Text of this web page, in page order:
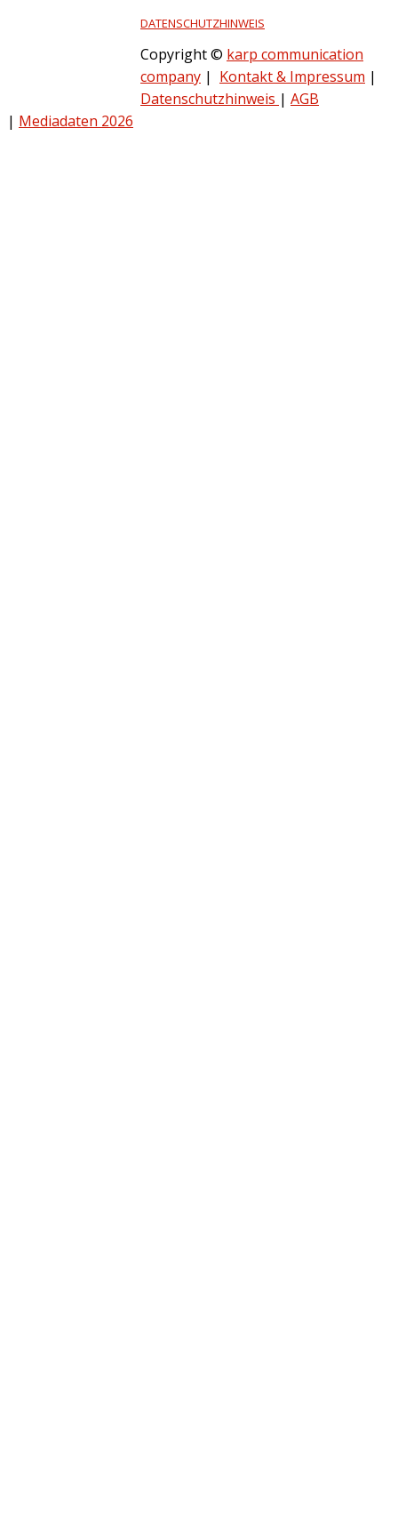
DATENSCHUTZHINWEIS
Copyright © karp communication
company | Kontakt & Impressum |
Datenschutzhinweis | AGB
| Mediadaten 2026